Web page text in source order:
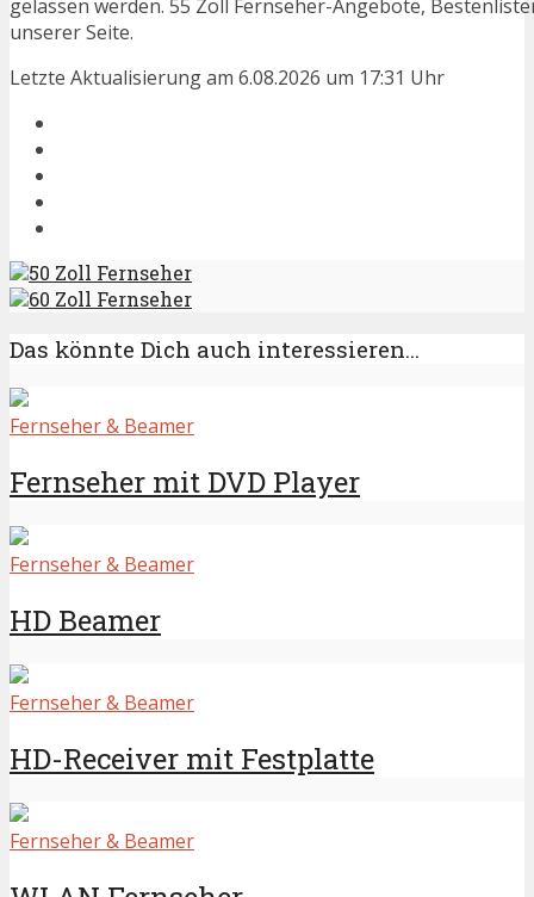
gelassen werden. 55 Zoll Fernseher-Angebote,
unserer Seite.
Letzte Aktualisierung am 6.08.2026 um 17:31 Uhr
50 Zoll Fernseher
60 Zoll Fernseher
Das könnte Dich auch interessieren...
Fernseher & Beamer
Fernseher mit DVD Player
Fernseher & Beamer
HD Beamer
Fernseher & Beamer
HD-Receiver mit Festplatte
Fernseher & Beamer